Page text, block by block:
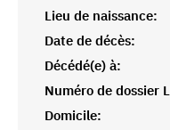
Lieu de naissance:
Date de décès:
Décédé(e) à:
Numéro de dossier
Domicile: